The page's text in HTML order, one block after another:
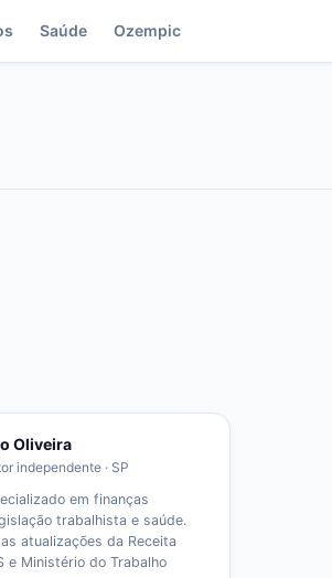
Saúde Ozempic
Oliveira
independente · SP
em finanças
trabalhista e saúde.
atualizações da Receita
e Ministério do Trabalho